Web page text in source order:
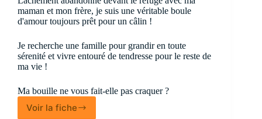
maman et mon frère, je suis une véritable boule
d'amour toujours prêt pour un câlin !
Je recherche une famille pour grandir en toute
sérenité et vivre entouré de tendresse pour le reste de
ma vie !
Ma bouille ne vous fait-elle pas craquer ?
Voir la fiche
Victor